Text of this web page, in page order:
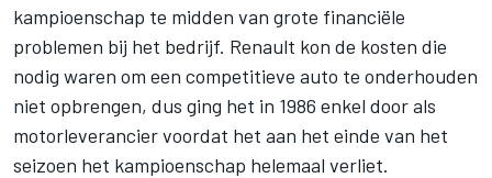
kampioenschap te midden van grote financiële
problemen bij het bedrijf. Renault kon de kosten die
nodig waren om een competitieve auto te onderhouden
niet opbrengen, dus ging het in 1986 enkel door als
motorleverancier voordat het aan het einde van het
seizoen het kampioenschap helemaal verliet.